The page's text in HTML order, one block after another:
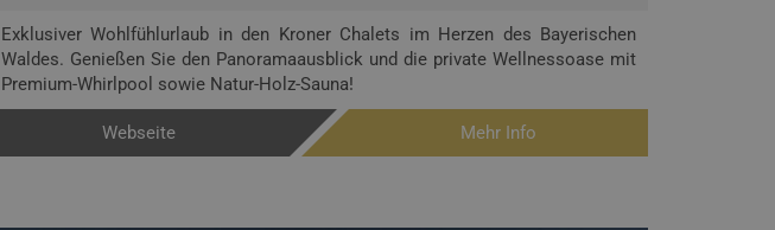
Exklusiver Wohlfühlurlaub in den Kroner Chalets im Herzen des Bayerischen
Waldes. Genießen Sie den Panoramaausblick und die private Wellnessoase mit
Premium-Whirlpool sowie Natur-Holz-Sauna!
Webseite Mehr Info